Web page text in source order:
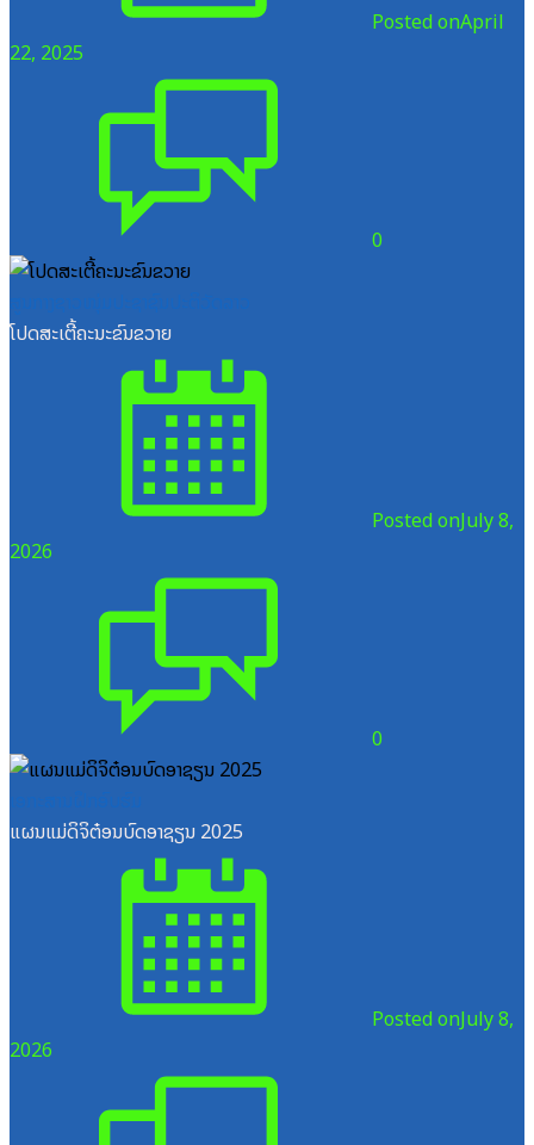
Posted onApril
22, 2025
0
ໂປດສະເຕີ້ຄະນະຂົນຂວາຍ
Posted onJuly 8,
2026
0
ແຜນແມ່ດິຈິຕ໋ອນບົດອາຊຽນ 2025
Posted onJuly 8,
2026